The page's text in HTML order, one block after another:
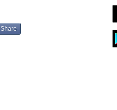
Share